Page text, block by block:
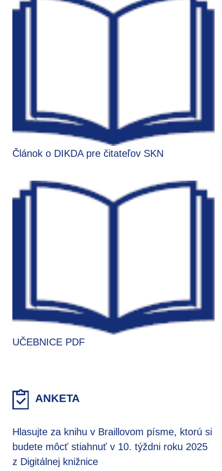
Článok o DIKDA pre čitateľov SKN
UČEBNICE PDF
ANKETA
Hlasujte za knihu v Braillovom písme, ktorú si
budete môcť stiahnuť v 10. týždni roku 2025
z Digitálnej knižnice